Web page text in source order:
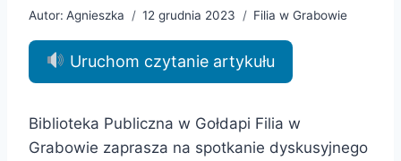
Autor: Agnieszka 12 grudnia 2023 Filia w Grabowie
Uruchom czytanie artykułu
Biblioteka Publiczna w Gołdapi Filia w
Grabowie zaprasza na spotkanie dyskusyjnego